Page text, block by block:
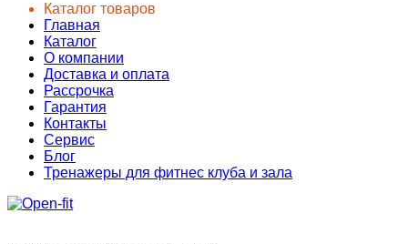
Каталог товаров
Главная
Каталог
О компании
Доставка и оплата
Рассрочка
Гарантия
Контакты
Сервис
Блог
Тренажеры для фитнес клуба и зала